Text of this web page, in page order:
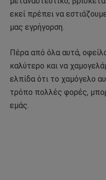
εκεί πρέπει να
μας εγρήγορση.
Πέρα από όλα αυτά,
καλύτερο και να
ελπίδα ότι το χαμόγελο
τρόπο πολλές φορές,
εμάς.